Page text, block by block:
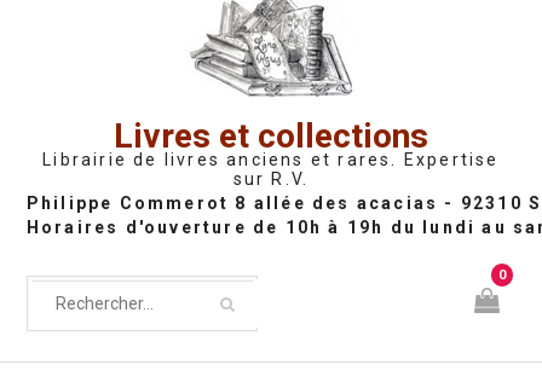
Livres et collections
Librairie de livres anciens et rares. Expertise
sur R.V.
0